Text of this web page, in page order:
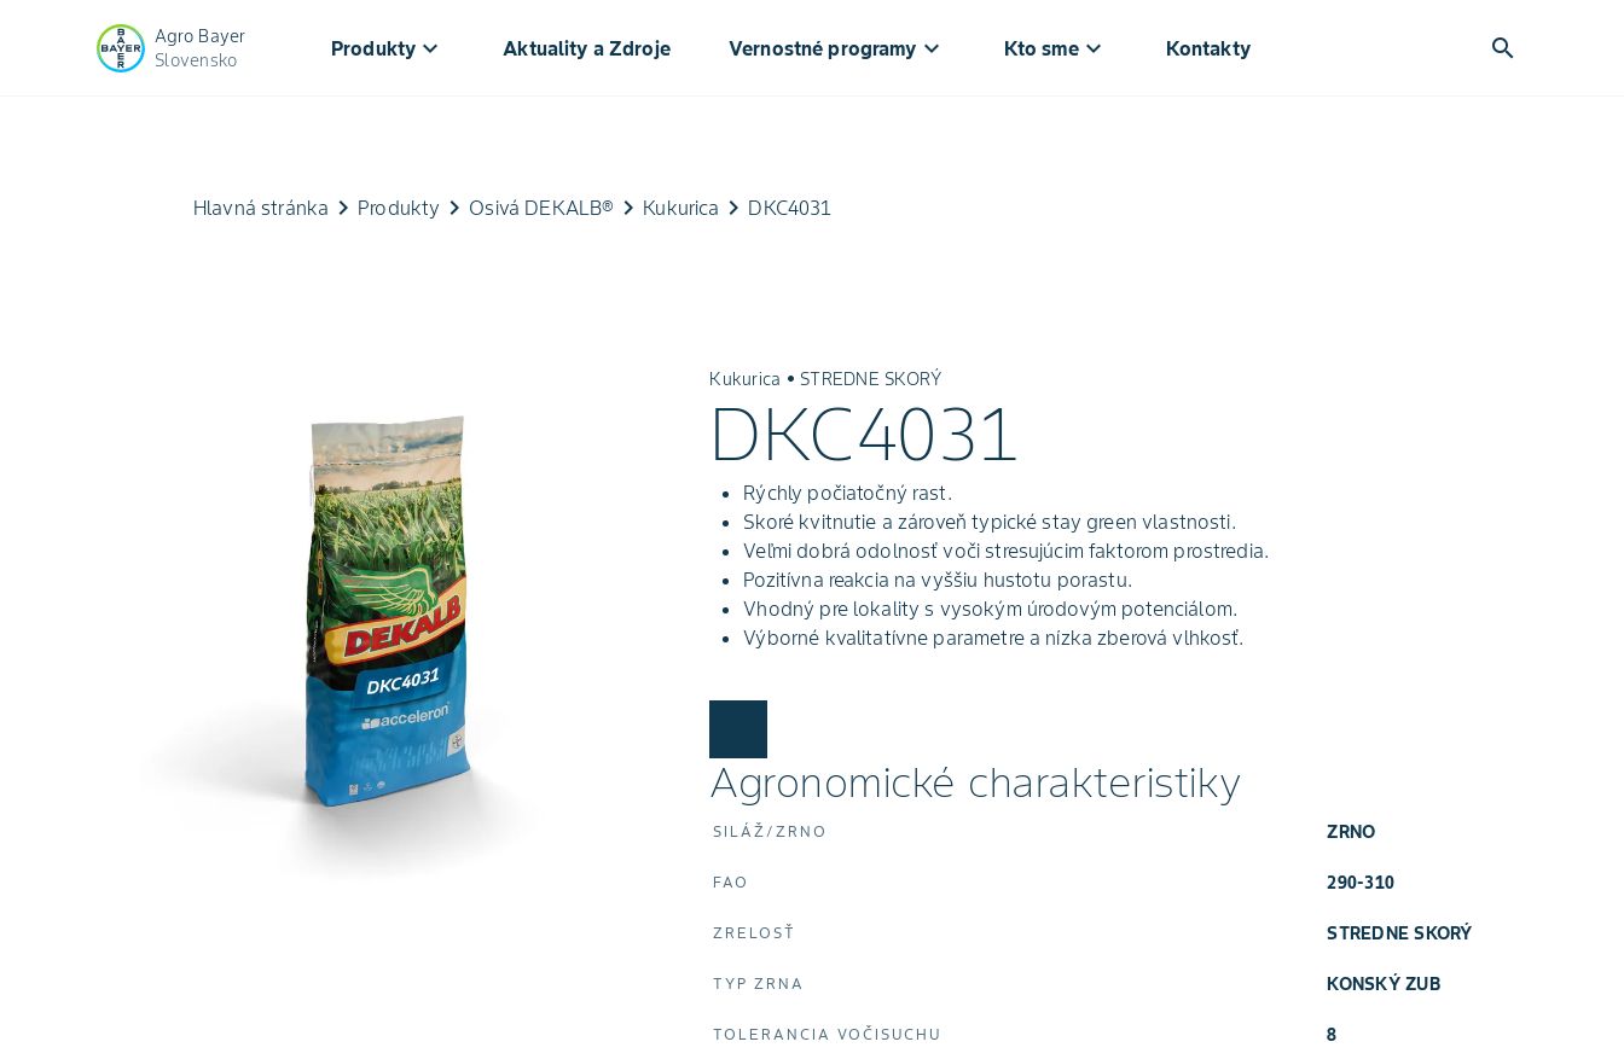
Agro Bayer
Slovensko
Produkty keyboard_arrow_down Aktuality a Zdroje Vernostné programy keyboard_arrow_down Kto smekeyboard_arrow_down Kontakty search
Hlavná stránka keyboard_arrow_right Produkty keyboard_arrow_right Osivá DEKALB® keyboard_arrow_right Kukurica keyboard_arrow_right DKC4031
Kukurica • STREDNE SKORÝ
DKC4031
Rýchly počiatočný rast.
Skoré kvitnutie a zároveň typické stay green vlastnosti.
Veľmi dobrá odolnosť voči stresujúcim faktorom prostredia.
Pozitívna reakcia na vyššiu hustotu porastu.
Vhodný pre lokality s vysokým úrodovým potenciálom.
Výborné kvalitatívne parametre a nízka zberová vlhkosť.
Agronomické charakteristiky
SILÁŽ/ZRNO ZRNO
FAO 290-310
ZRELOSŤ STREDNE SKORÝ
TYP ZRNA KONSKÝ ZUB
TOLERANCIA VOČISUCHU 8